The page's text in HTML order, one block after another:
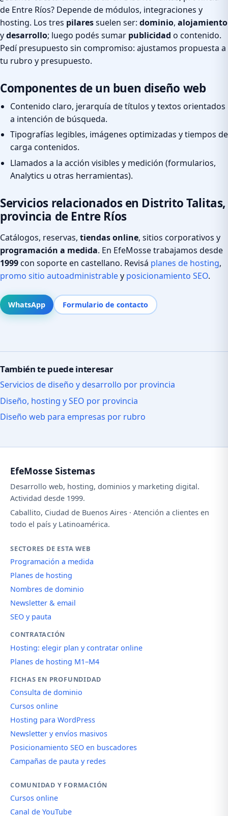
de Entre Ríos? Depende de módulos, integraciones y
hosting. Los tres pilaressuelen ser: dominio, alojamiento
ydesarrollo; luego podés sumar publicidad o contenido.
Pedí presupuesto sin compromiso: ajustamos propuesta a
tu rubro y presupuesto.
Componentes de un buen diseño web
Contenido claro, jerarquía de títulos y textos orientados
a intención de búsqueda.
Tipografías legibles, imágenes optimizadas y tiempos de
carga contenidos.
Llamados a la acción visibles y medición (formularios,
Analytics u otras herramientas).
Servicios relacionados en Distrito Talitas,
provincia de Entre Ríos
Catálogos, reservas, tiendas online, sitios corporativos y
programación a medida. En EfeMosse trabajamos desde
1999con soporte en castellano. Revisá planes de hosting,
promo sitio autoadministrabley posicionamiento SEO.
WhatsApp Formulario de contacto
También te puede interesar
Servicios de diseño y desarrollo por provincia
Diseño, hosting y SEO por provincia
Diseño web para empresas por rubro
EfeMosse Sistemas
Desarrollo web, hosting, dominios y marketing digital.
Actividad desde 1999.
Caballito, Ciudad de Buenos Aires · Atención a clientes en
todo el país y Latinoamérica.
SECTORES DE ESTA WEB
Programación a medida
Planes de hosting
Nombres de dominio
Newsletter & email
SEO y pauta
CONTRATACIÓN
Hosting: elegir plan y contratar online
Planes de hosting M1–M4
FICHAS EN PROFUNDIDAD
Consulta de dominio
Cursos online
Hosting para WordPress
Newsletter y envíos masivos
Posicionamiento SEO en buscadores
Campañas de pauta y redes
COMUNIDAD Y FORMACIÓN
Cursos online
Canal de YouTube